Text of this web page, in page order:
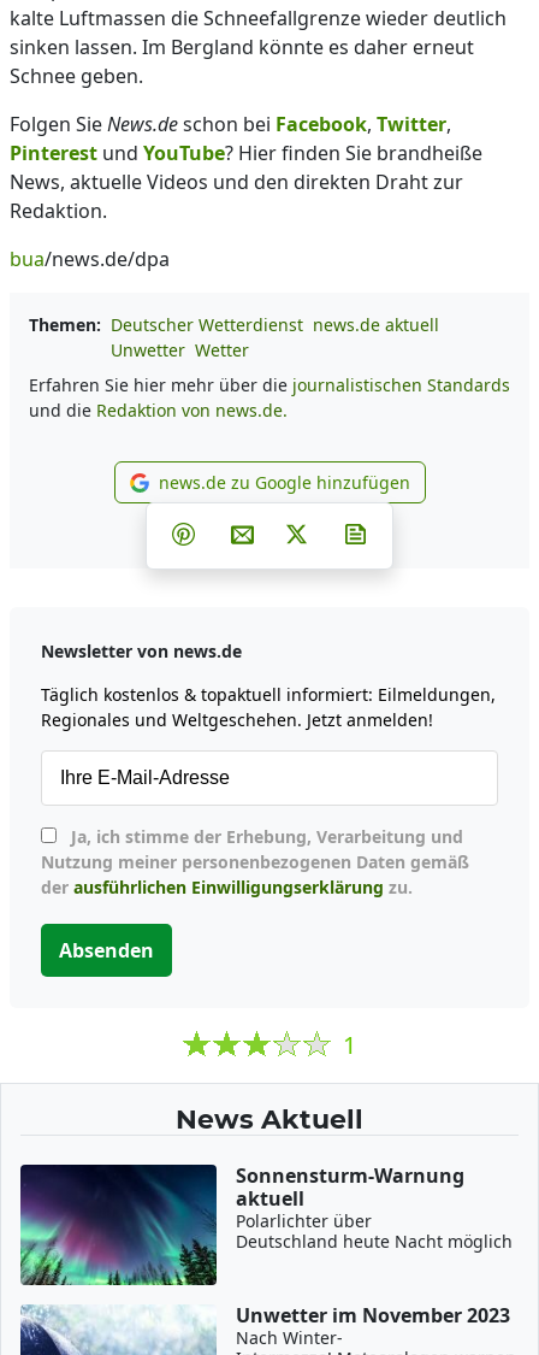
kalte Luftmassen die Schneefallgrenze wieder deutlich
sinken lassen. Im Bergland könnte es daher erneut
Schnee geben.
Folgen SieNews.deschon bei Facebook, Twitter,
Pinterest und YouTube? Hier finden Sie brandheiße
News, aktuelle Videos und den direkten Draht zur
Redaktion.
bua/news.de/dpa
Themen: Deutscher Wetterdienst news.de aktuell
Unwetter Wetter
Erfahren Sie hier mehr über die journalistischen Standards
und die Redaktion von news.de.
news.de zu Google
news.de zu Google hinzufügen
Teilen auf Facebook
Teilen auf Whatsapp
Teilen auf Telegram
Teilen auf Pinterest
Per E-Mail teilen
Post auf X
Newsletter von news.de
Täglich kostenlos & topaktuell informiert: Eilmeldungen,
Regionales und Weltgeschehen. Jetzt anmelden!
Nutzung meiner personenbezogenen Daten gemäß
der ausführlichen Einwilligungserklärung zu.
Absenden
1
News Aktuell
Sonnensturm-Warnung
aktuell
Polarlichter über
Deutschland heute Nacht möglich
Unwetter im November 2023
Nach Winter-